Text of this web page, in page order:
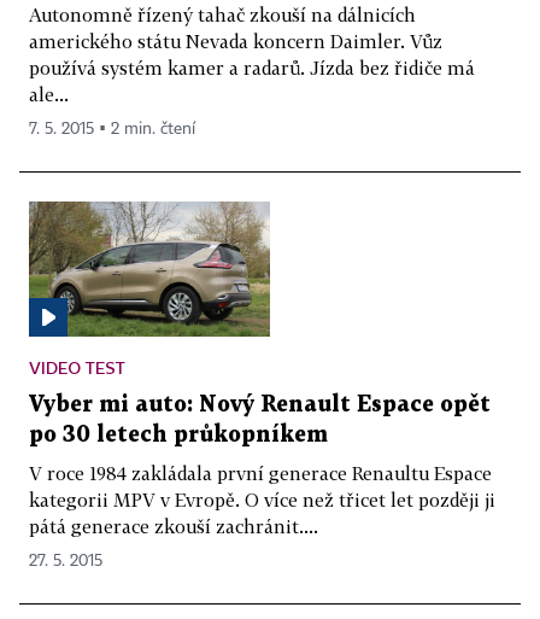
Autonomně řízený tahač zkouší na dálnicích
amerického státu Nevada koncern Daimler. Vůz
používá systém kamer a radarů. Jízda bez řidiče má
ale...
7. 5. 2015 ▪ 2 min. čtení
VIDEO TEST
Vyber mi auto: Nový Renault Espace opět
po 30 letech průkopníkem
V roce 1984 zakládala první generace Renaultu Espace
kategorii MPV v Evropě. O více než třicet let později ji
pátá generace zkouší zachránit....
27. 5. 2015